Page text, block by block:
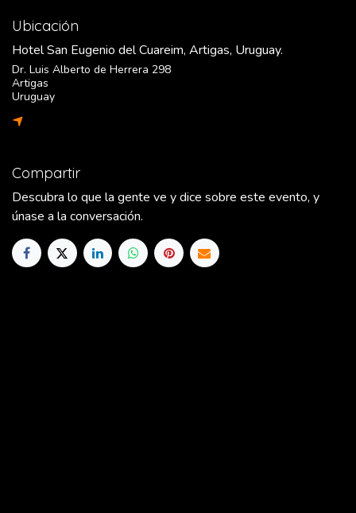
Ubicación
Hotel San Eugenio del Cuareim, Artigas, Uruguay.
Dr. Luis Alberto de Herrera 298
Artigas
Uruguay
Compartir
Descubra lo que la gente ve y dice sobre este evento, y
únase a la conversación.